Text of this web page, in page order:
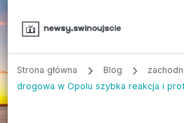
Strona główna Blog
drogowa w Opolu szybka reakcja i